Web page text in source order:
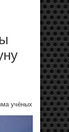
учёных